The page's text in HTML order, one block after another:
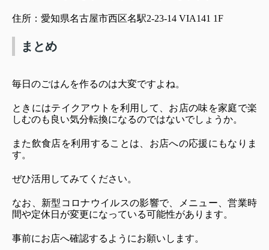
住所：愛知県名古屋市西区名駅2-23-14 VIA141 1F
まとめ
毎日のごはんを作るのは大変ですよね。
ときにはテイクアウトを利用して、お店の味を家庭で楽
しむのも良い気分転換になるのではないでしょうか。
また飲食店を利用することは、お店への応援にもなりま
す。
ぜひ活用してみてください。
なお、新型コロナウイルスの影響で、メニュー、営業時
間や定休日が変更になっている可能性があります。
事前にお店へ確認するようにお願いします。